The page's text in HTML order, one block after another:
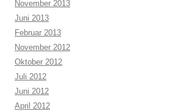
November 2013
Juni 2013
Februar 2013
November 2012
Oktober 2012
Juli 2012
Juni 2012
April 2012